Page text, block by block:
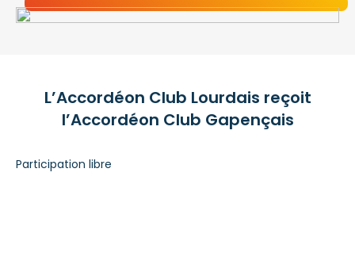
L’Accordéon Club Lourdais reçoit
l’Accordéon Club Gapençais
Participation libre